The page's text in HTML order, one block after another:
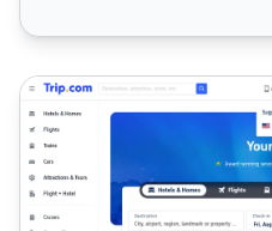
Programma di Affiliazione